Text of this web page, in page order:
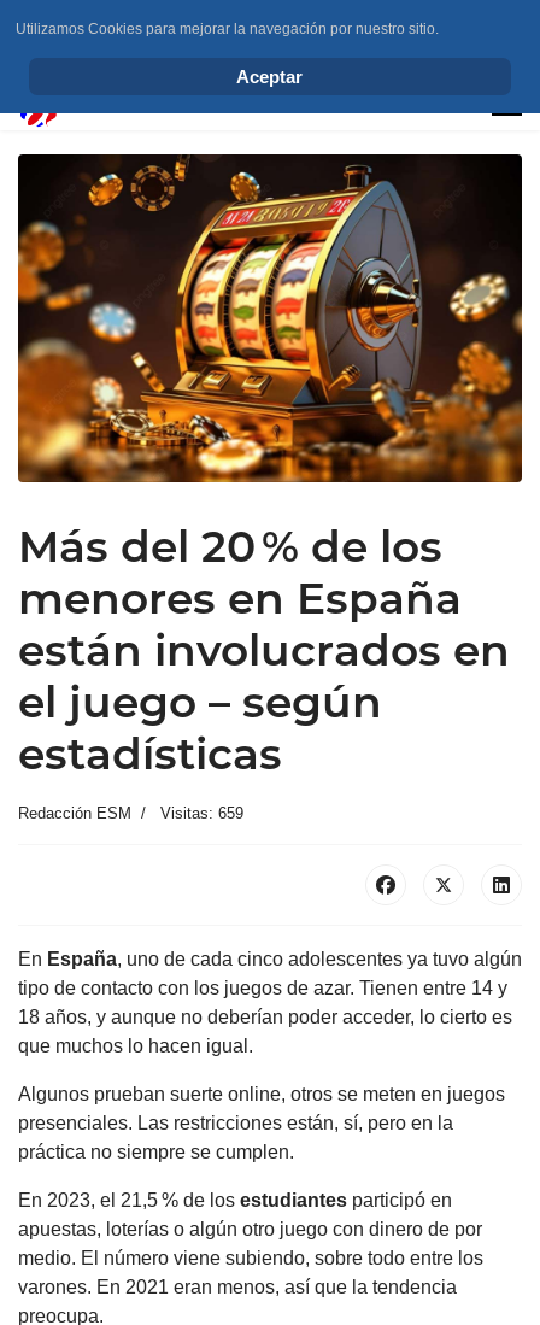
Más del 20 % de los
menores en España
están involucrados en
el juego – según
estadísticas
Redacción ESM Visitas: 659
En España, uno de cada cinco adolescentes ya tuvo algún
tipo de contacto con los juegos de azar. Tienen entre 14 y
18 años, y aunque no deberían poder acceder, lo cierto es
que muchos lo hacen igual.
Algunos prueban suerte online, otros se meten en juegos
presenciales. Las restricciones están, sí, pero en la
práctica no siempre se cumplen.
En 2023, el 21,5 % de los estudiantes participó en
apuestas, loterías o algún otro juego con dinero de por
medio. El número viene subiendo, sobre todo entre los
varones. En 2021 eran menos, así que la tendencia
preocupa.
Utilizamos Cookies para mejorar la navegación por nuestro sitio.
Aceptar